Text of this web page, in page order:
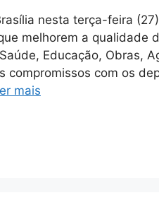
nesta terça-feira
melhorem a qualidade
Educação, Obras,
compromissos com os
mais